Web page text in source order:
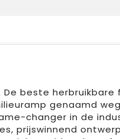
De beste
genaamd
changer in de
prijswinnend